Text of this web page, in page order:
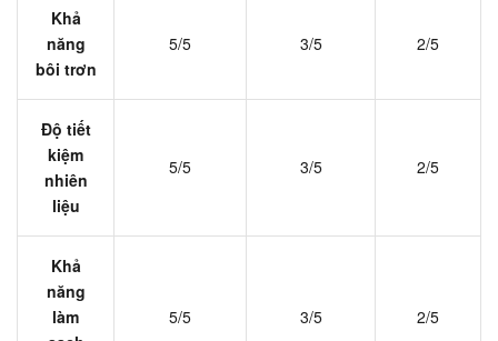
Khả
năng
bôi trơn
5/5 3/5 2/5
Độ tiết
kiệm
nhiên
liệu
5/5 3/5 2/5
Khả
năng
làm
5/5 3/5 2/5